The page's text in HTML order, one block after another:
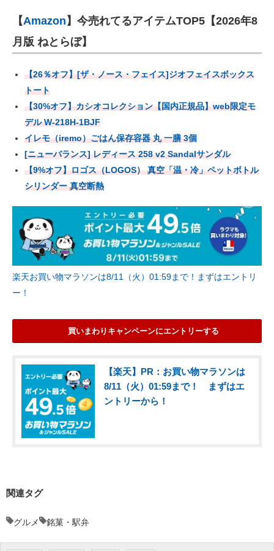
【Amazon 】今売れてるアイテムTOP5【2026年8
月版 ねとらぼ】
【26％オフ】[ザ・ノース・フェイス]ジオフェイスボックス
トート
【30%オフ】カシオコレクション【国内正規品】web限定モ
デル W-218H-1BJF
イレモ（iremo）ごはん保存容器 丸 一膳 3個
[ニューバランス] レディース 258 v2 Sandalサンダル
【9%オフ】ロゴス（LOGOS） 真空「温・冷」ペットボトル
シリンダー 真空断熱
楽天お買い物マラソンは8/11（火）01:59まで！まずはエントリ
ー！
買いまわりキャンペーンにエントリーする
【楽天】PR：お買い物マラソンは
8/11（火）01:59まで！ まずはエ
ントリーから！
関連タグ
グルメ 銘菓・駅弁